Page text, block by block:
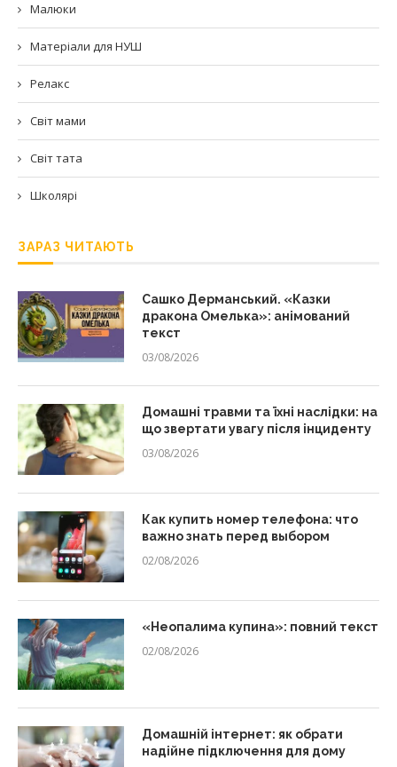
Малюки
Матеріали для НУШ
Релакс
Світ мами
Світ тата
Школярі
ЗАРАЗ ЧИТАЮТЬ
Сашко Дерманський. «Казки
дракона Омелька»: анімований
текст
03/08/2026
Домашні травми та їхні наслідки: на
що звертати увагу після інциденту
03/08/2026
Как купить номер телефона: что
важно знать перед выбором
02/08/2026
«Неопалима купина»: повний текст
02/08/2026
Домашній інтернет: як обрати
надійне підключення для дому